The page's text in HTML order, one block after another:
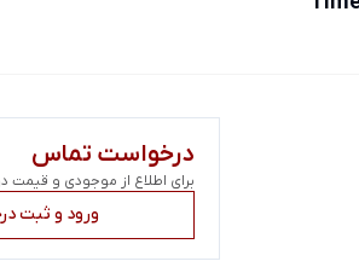
درخواست تماس
برای اطلاع از موجودی و
ورود و ثبت